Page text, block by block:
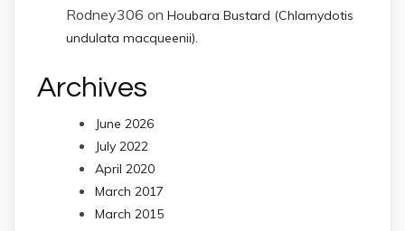
Rodney306 on Houbara Bustard (Chlamydotis
undulata macqueenii).
Archives
June 2026
July 2022
April 2020
March 2017
March 2015